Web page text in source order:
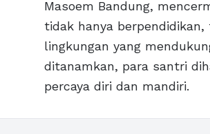
Masoem Bandung,
tidak hanya
lingkungan yang
ditanamkan, para santri
percaya diri dan mandiri.